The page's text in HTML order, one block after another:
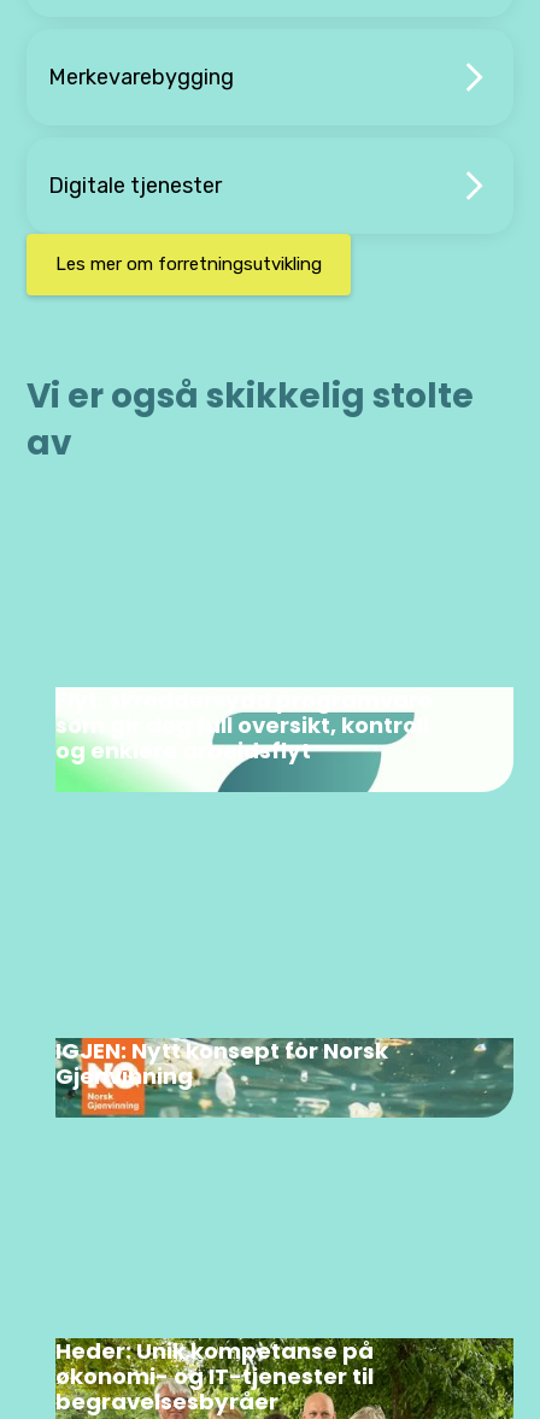
Merkevarebygging
Digitale tjenester
Les mer om forretningsutvikling
Vi er også skikkelig stolte
av
som gir deg full oversikt, kontroll
og enklere arbeidsflyt
IGJEN: Nytt konsept for Norsk
Gjenvinning
Heder: Unik kompetanse på
økonomi- og IT-tjenester til
begravelsesbyråer